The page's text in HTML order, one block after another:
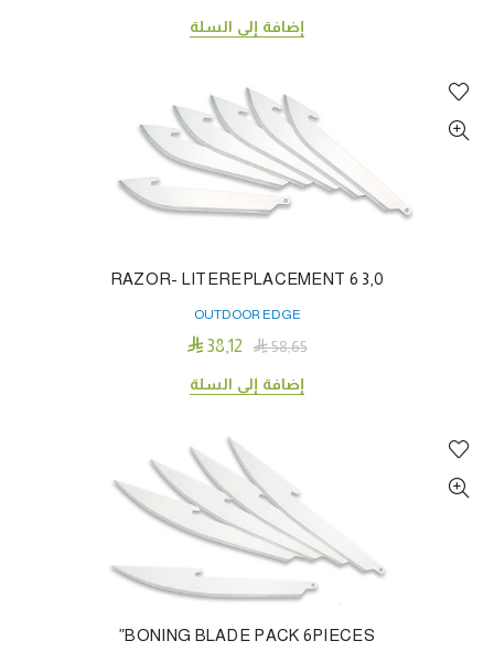
إضافة إلى السلة
3٫0 RAZOR- LITEREPLACEMENT 6
OUTDOOR EDGE

58٫65  38٫12
إضافة إلى السلة
BONING BLADE PACK 6PIECES”